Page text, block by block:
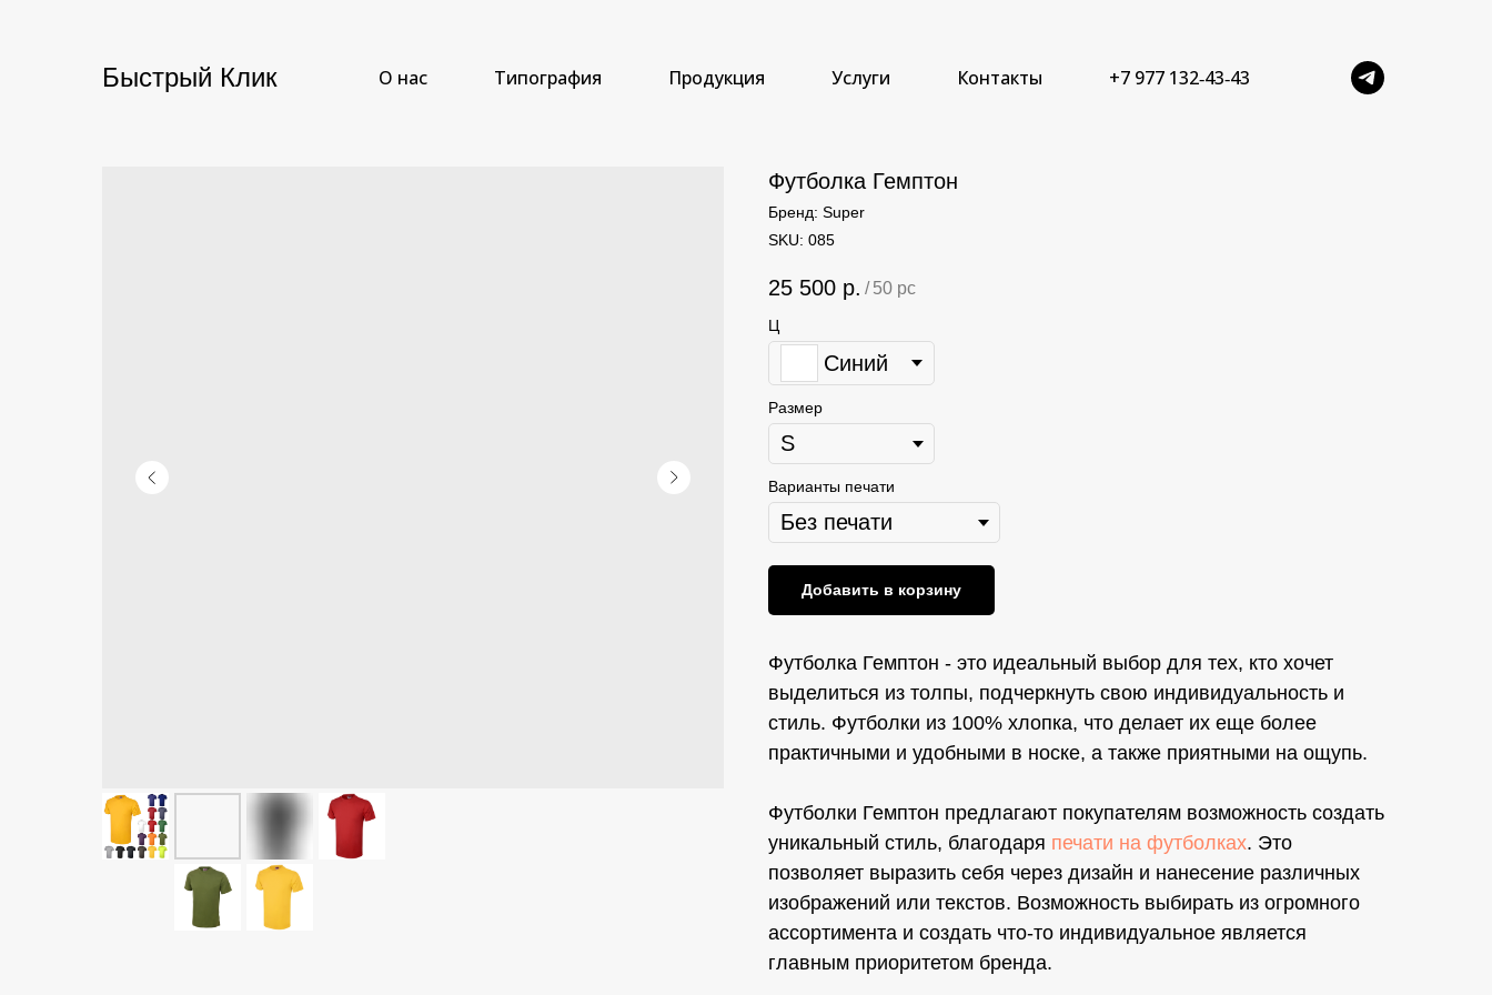
Быстрый Клик О нас Типография Продукция Услуги Контакты +7 977 132‑43‑43
Футболка Гемптон
Бренд: Super
SKU: 085
25 500 р. / 50 pc
Ц
Синий
Размер
Варианты печати
Добавить в корзину
Футболка Гемптон - это идеальный выбор для тех, кто хочет
выделиться из толпы, подчеркнуть свою индивидуальность и
стиль. Футболки из 100% хлопка, что делает их еще более
практичными и удобными в носке, а также приятными на ощупь.
Футболки Гемптон предлагают покупателям возможность создать
уникальный стиль, благодаря печати на футболках. Это
позволяет выразить себя через дизайн и нанесение различных
изображений или текстов. Возможность выбирать из огромного
ассортимента и создать что-то индивидуальное является
главным приоритетом бренда.